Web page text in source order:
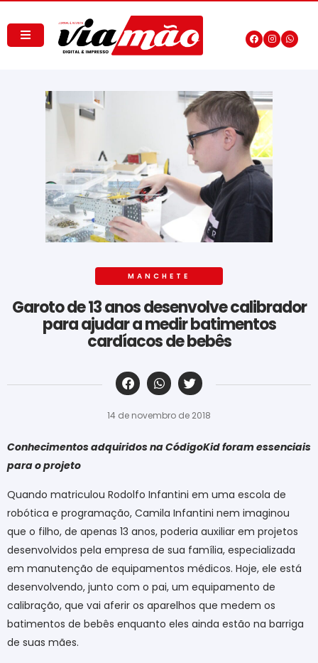
MANCHETE
Garoto de 13 anos desenvolve calibrador
para ajudar a medir batimentos
cardíacos de bebês
‎ ‎ ‎ ‎ ‎ ‎ ‎ ‎ ‎ ‎ ‎ ‎ ‎ ‎ ‎ ‎ ‎ ‎ ‎ ‎ ‎ ‎ ‎ ‎ ‎ ‎ ‎ ‎ ‎ ‎ ‎
14 de novembro de 2018
Conhecimentos adquiridos na CódigoKid foram essenciais
para o projeto
Quando matriculou Rodolfo Infantini em uma escola de
robótica e programação, Camila Infantini nem imaginou
que o filho, de apenas 13 anos, poderia auxiliar em projetos
desenvolvidos pela empresa de sua família, especializada
em manutenção de equipamentos médicos. Hoje, ele está
desenvolvendo, junto com o pai, um equipamento de
calibração, que vai aferir os aparelhos que medem os
batimentos de bebês enquanto eles ainda estão na barriga
de suas mães.